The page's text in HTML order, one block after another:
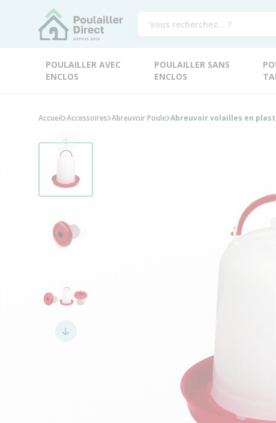
POULAILLER AVEC
ENCLOS
POULAILLER SANS
ENCLOS
Accueil Accessoires Abreuvoir Poule Abreuvoir volailles en